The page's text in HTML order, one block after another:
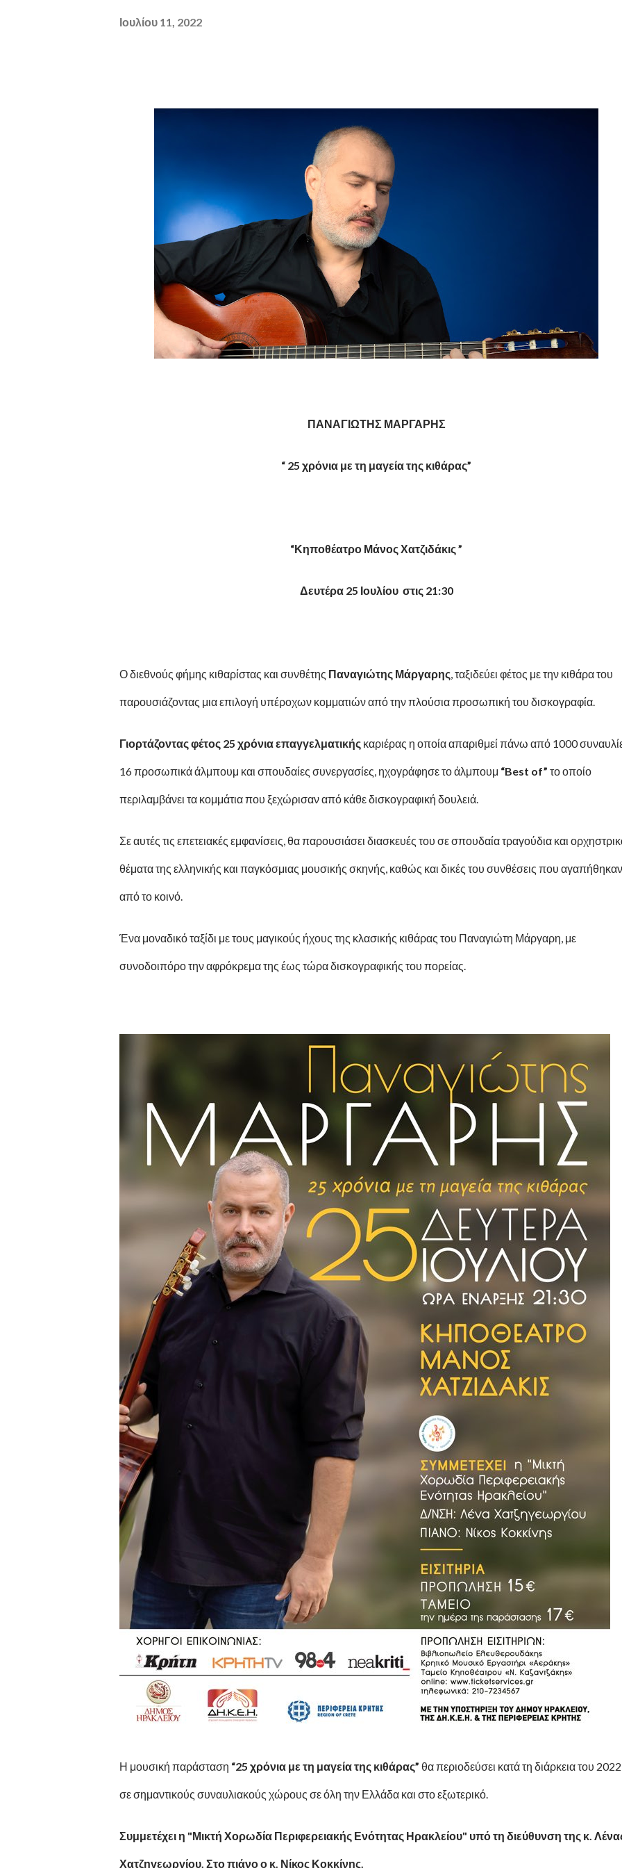
Ιουλίου 11, 2022
ΠΑΝΑΓΙΩΤΗΣ ΜΑΡΓΑΡΗΣ
“ 25 χρόνια με τη μαγεία της κιθάρας”
“Κηποθέατρο Μάνος Χατζιδάκις ”
Δευτέρα 25 Ιουλίου στις 21:30
Ο διεθνούς φήμης κιθαρίστας και συνθέτης Παναγιώτης Μάργαρης, ταξιδεύει φέτος με την κιθάρα του
παρουσιάζοντας μια επιλογή υπέροχων κομματιών από την πλούσια προσωπική του δισκογραφία.
Γιορτάζοντας φέτος 25 χρόνια επαγγελματικής καριέρας η οποία απαριθμεί πάνω από 1000
16 προσωπικά άλμπουμ και σπουδαίες συνεργασίες, ηχογράφησε το άλμπουμ “Best of” το οποίο
περιλαμβάνει τα κομμάτια που ξεχώρισαν από κάθε δισκογραφική δουλειά.
Σε αυτές τις επετειακές εμφανίσεις, θα παρουσιάσει διασκευές του σε σπουδαία τραγούδια και
θέματα της ελληνικής και παγκόσμιας μουσικής σκηνής, καθώς και δικές του συνθέσεις που αγαπήθηκαν
από το κοινό.
Ένα μοναδικό ταξίδι με τους μαγικούς ήχους της κλασικής κιθάρας του Παναγιώτη Μάργαρη, με
συνοδοιπόρο την αφρόκρεμα της έως τώρα δισκογραφικής του πορείας.
Η μουσική παράσταση “25 χρόνια με τη μαγεία της κιθάρας” θα περιοδεύσει κατά τη διάρκεια του 2022
σε σημαντικούς συναυλιακούς χώρους σε όλη την Ελλάδα και στο εξωτερικό.
Συμμετέχει η "Μικτή Χορωδία Περιφερειακής Ενότητας Ηρακλείου" υπό τη διεύθυνση της κ.
Χατζηγεωργίου. Στο πιάνο ο κ. Νίκος Κοκκίνης.